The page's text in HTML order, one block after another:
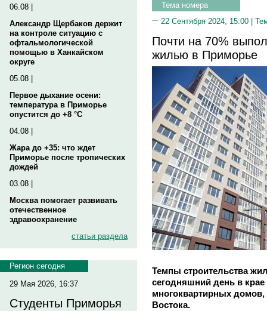
06.08 |
Александр Щербаков держит
на контроле ситуацию с
офтальмологической
помощью в Ханкайском
округе
05.08 |
Первое дыхание осени:
температура в Приморье
опустится до +8 °C
04.08 |
Жара до +35: что ждет
Приморье после тропических
дождей
03.08 |
Москва помогает развивать
отечественное
здравоохранение
статьи раздела
Регион сегодня
29 Мая 2026, 16:37
Студенты Приморья
Тема номера
22 Сентября 2024, 15:00 |
Почти на 70%
жилью в Приморье
Темпы строительства
сегодняшний день в
многоквартирных домов,
Востока.